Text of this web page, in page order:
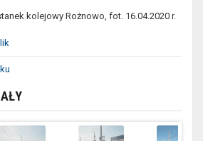
kolejowy Rożnowo, fot. 16.04.2020 r.